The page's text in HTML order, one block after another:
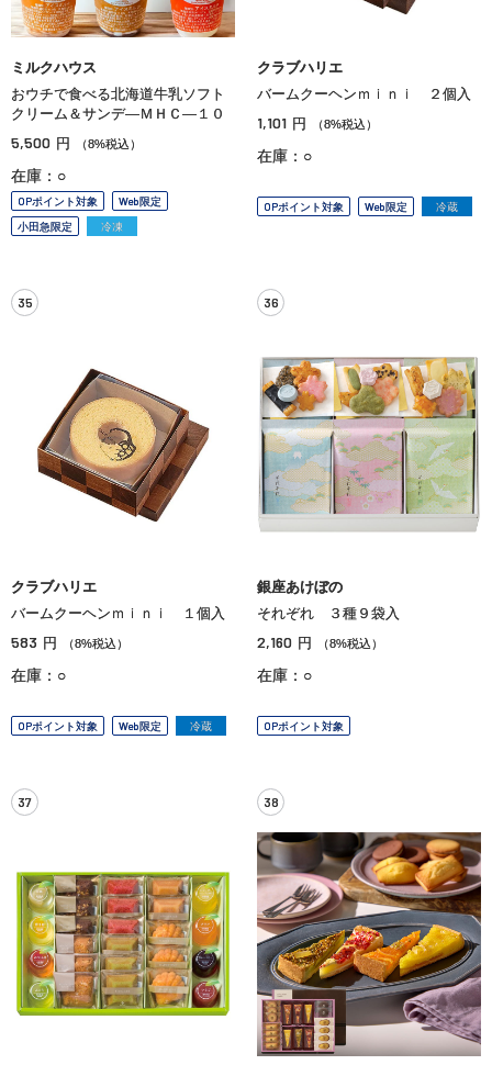
ミルクハウス
おウチで食べる北海道牛乳ソフト
クリーム＆サンデ—ＭＨＣ—１０
5,500 円 （8%税込）
在庫：○
OPポイント対象
Web限定
小田急限定
冷凍
クラブハリエ
バームクーヘンｍｉｎｉ ２個入
1,101 円 （8%税込）
在庫：○
OPポイント対象 Web限定 冷蔵
35
クラブハリエ
バームクーヘンｍｉｎｉ １個入
583 円 （8%税込）
在庫：○
OPポイント対象 Web限定 冷蔵
36
銀座あけぼの
それぞれ ３種９袋入
2,160 円 （8%税込）
在庫：○
OPポイント対象
37 38